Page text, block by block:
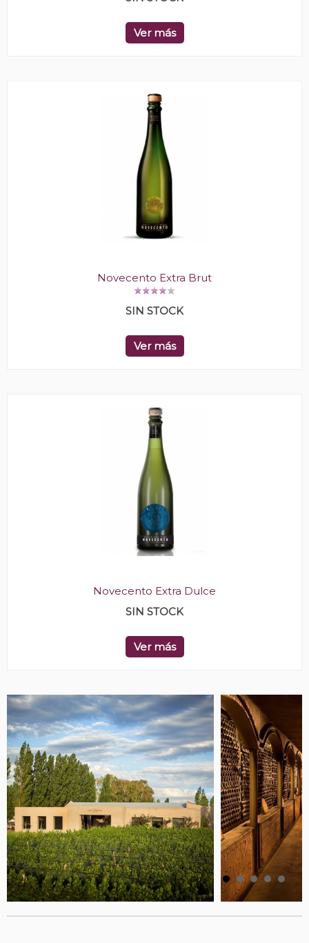
Ver más
Novecento Extra Brut
SIN STOCK
Ver más
Novecento Extra Dulce
SIN STOCK
Ver más